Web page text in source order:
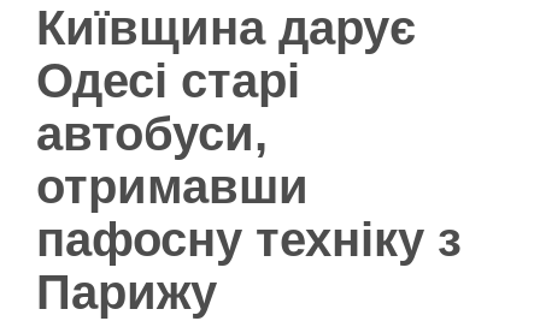
Київщина дарує
Одесі старі
автобуси,
отримавши
пафосну техніку з
Парижу